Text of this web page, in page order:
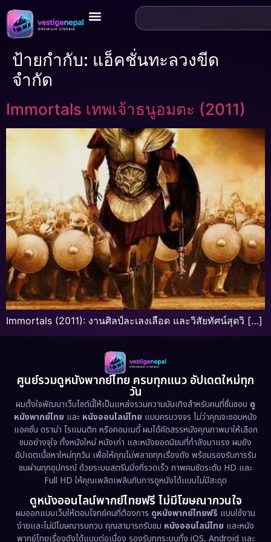
ป้ายกำกับ: แอ็คชั่นทะลวงขีด
จำกัด
Immortals เทพเจ้าธนูอมตะ (2011)
Immortals (2011): งานศิลป์ละเลงเลือด และวิสัยทัศน์สุดวิ […]
ศูนย์รวมดูหนังพากย์ไทย ครบทุกแนว อัปเดตใหม่ทุก
วัน
ผมตั้งใจพัฒนาเว็บไซต์นี้ให้เป็นแหล่งรวมความบันเทิงสำหรับคนที่ชื่นชอบ ดู
หนังพากย์ไทย และ หนังออนไลน์ไทย แบบครบวงจร ไม่ว่าคุณจะชอบหนัง
แอคชั่น ดราม่า โรแมนติก หรือคอมเมดี้ ผมได้คัดสรรหนังคุณภาพมาให้เลือก
ชมอย่างจุใจ ทั้งหนังใหม่ หนังเก่า และหนังยอดนิยมที่กำลังมาแรง ผมยัง
อัปเดตเนื้อหาใหม่ทุกวัน เพื่อให้คุณไม่พลาดทุกเรื่องดัง พร้อมรองรับการรับ
ชมผ่านทุกอุปกรณ์ ด้วยระบบสตรีมมิ่งที่รวดเร็ว ภาพคมชัดระดับ HD และ
Full HD ให้คุณเพลิดเพลินกับการดูหนังได้แบบไม่มีสะดุด
ดูหนังออนไลน์พากย์ไทยฟรี ไม่มีโฆษณากวนใจ
ผมออกแบบเว็บให้ตอบโจทย์คนที่ต้องการ ดูหนังพากย์ไทยฟรี แบบใช้งาน
ง่ายและไม่มีโฆษณารบกวน คุณสามารถรับชม หนังออนไลน์ไทย และหนัง
พากย์ไทยเรื่องดังได้แบบต่อเนื่อง รองรับทุกระบบทั้ง iOS, Android และ